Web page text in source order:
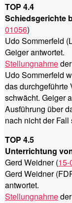
TOP 4.4
Schiedsgerichte
01056)
Udo Sommerfeld
Geiger antwortet.
Stellungnahme
Udo Sommerfeld
das durchgeführte
schwächt. Geiger
Ausführung über
nach nicht der Fall
TOP 4.5
Unterrichtung
Gerd Weidner (
Gerd Weidner
antwortet.
Stellungnahme